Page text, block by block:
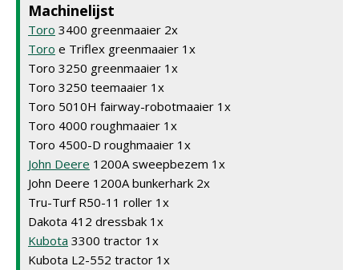
Machinelijst
Toro 3400 greenmaaier 2x
Toro e Triflex greenmaaier 1x
Toro 3250 greenmaaier 1x
Toro 3250 teemaaier 1x
Toro 5010H fairway-robotmaaier 1x
Toro 4000 roughmaaier 1x
Toro 4500-D roughmaaier 1x
John Deere 1200A sweepbezem 1x
John Deere 1200A bunkerhark 2x
Tru-Turf R50-11 roller 1x
Dakota 412 dressbak 1x
Kubota 3300 tractor 1x
Kubota L2-552 tractor 1x